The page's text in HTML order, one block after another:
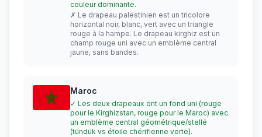
couleur dominante.
✗ Le drapeau palestinien est un tricolore
horizontal noir, blanc, vert avec un triangle
rouge à la hampe. Le drapeau kirghiz est un
champ rouge uni avec un emblème central
jaune, sans bandes.
Maroc
✓ Les deux drapeaux ont un fond uni (rouge
pour le Kirghizstan, rouge pour le Maroc) avec
un emblème central géométrique/stellé
(tündük vs étoile chérifienne verte).